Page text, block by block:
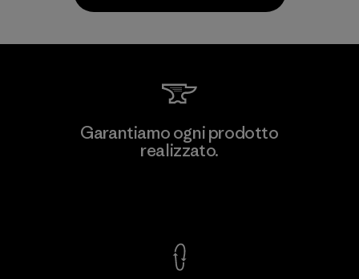
Hirdaramani Industries (Pvt)
Ltd. - Kahathuduwa
Garantiamo ogni prodotto
realizzato.